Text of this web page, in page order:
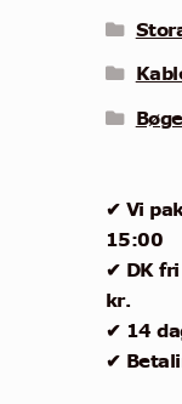
✔ Vi
15:00
✔ DK
kr.
✔ 14
✔